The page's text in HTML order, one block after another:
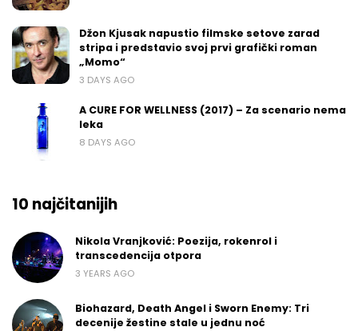
Džon Kjusak napustio filmske setove zarad
stripa i predstavio svoj prvi grafički roman
„Momo“
3 DAYS AGO
A CURE FOR WELLNESS (2017) – Za scenario nema
leka
8 DAYS AGO
10 najčitanijih
Nikola Vranjković: Poezija, rokenrol i
transcedencija otpora
3 YEARS AGO
Biohazard, Death Angel i Sworn Enemy: Tri
decenije žestine stale u jednu noć